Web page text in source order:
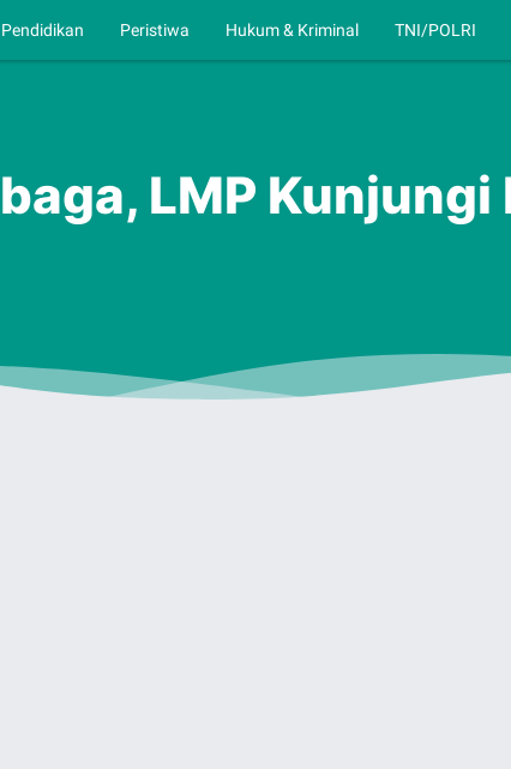
Pendidikan Peristiwa Hukum & Kriminal TNI/POLRI
LMP Kunjungi